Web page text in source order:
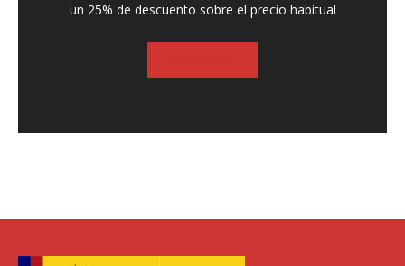
un 25% de descuento sobre el precio habitual